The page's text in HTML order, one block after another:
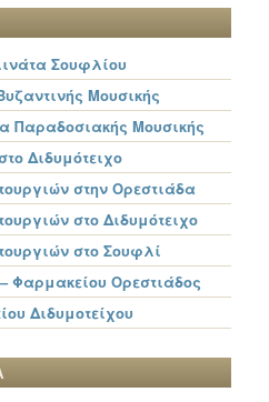
Σουφλίου
Μουσικής
Παραδοσιακής Μουσικής
Διδυμότειχο
στην Ορεστιάδα
στο Διδυμότειχο
στο Σουφλί
Φαρμακείου Ορεστιάδος
Διδυμοτείχου